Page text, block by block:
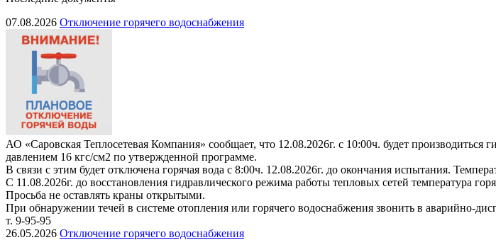
07.08.2026 Отключение горячего водоснабжения
АО «Саровская Теплосетевая Компания» сообщает, что 12.08.2026г. с 10:00ч. будет
давлением 16 кгс/см2 по утвержденной программе.
В связи с этим будет отключена горячая вода с 8:00ч. 12.08.2026г. до окончания испытания.
С 11.08.2026г. до восстановления гидравлического режима работы тепловых сетей температура
Просьба не оставлять краны открытыми.
При обнаружении течей в системе отопления или горячего водоснабжения звонить в аварийно-
т. 9-95-95
26.05.2026 Отключение горячего водоснабжения